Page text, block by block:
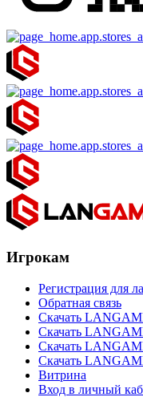
Игрокам
Регистрация для
Обратная связь
Скачать
Скачать
Скачать
Скачать
Витрина
Вход в личный